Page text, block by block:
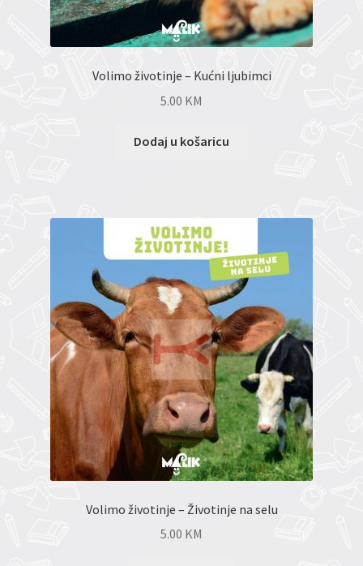
Volimo životinje – Kućni ljubimci
5.00 KM
Dodaj u košaricu
Volimo životinje – Životinje na selu
5.00 KM